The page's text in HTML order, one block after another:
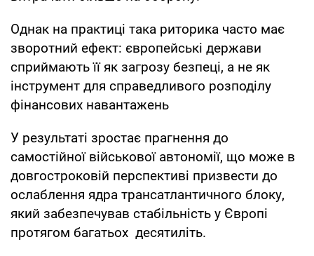
Однак на практиці така риторика часто має
зворотний ефект: європейські держави
сприймають її як загрозу безпеці, а не як
інструмент для справедливого розподілу
фінансових навантажень
У результаті зростає прагнення до
самостійної військової автономії, що може в
довгостроковій перспективі призвести до
ослаблення ядра трансатлантичного блоку,
який забезпечував стабільність у Європі
протягом багатьох десятиліть.